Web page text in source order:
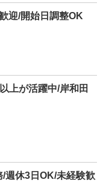
迎/開始日調整OK
上が活躍中/岸和田
週休3日OK/未経験歓